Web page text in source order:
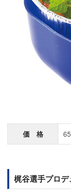
価 格
梶谷選手プロデ